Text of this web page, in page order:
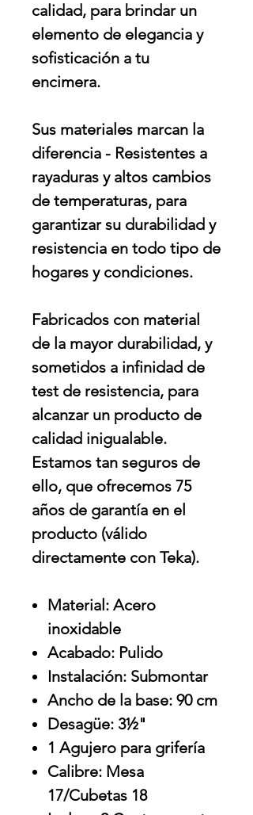
calidad, para brindar un
elemento de elegancia y
sofisticación a tu
encimera.
Sus materiales marcan la
diferencia - Resistentes a
rayaduras y altos cambios
de temperaturas, para
garantizar su durabilidad y
resistencia en todo tipo de
hogares y condiciones.
Fabricados con material
de la mayor durabilidad, y
sometidos a infinidad de
test de resistencia, para
alcanzar un producto de
calidad inigualable.
Estamos tan seguros de
ello, que ofrecemos 75
años de garantía en el
producto (válido
directamente con Teka).
Material: Acero
inoxidable
Acabado: Pulido
Instalación: Submontar
Ancho de la base: 90 cm
Desagüe: 3½"
1 Agujero para grifería
Calibre: Mesa
17/Cubetas 18